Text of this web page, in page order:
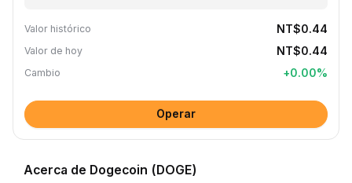
Valor histórico NT$0.44
Valor de hoy NT$0.44
Cambio +0.00%
Operar
Acerca de Dogecoin (DOGE)